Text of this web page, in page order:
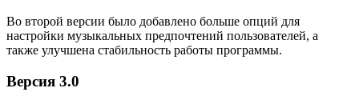
Во второй версии было добавлено больше опций для
настройки музыкальных предпочтений пользователей, а
также улучшена стабильность работы программы.
Версия 3.0